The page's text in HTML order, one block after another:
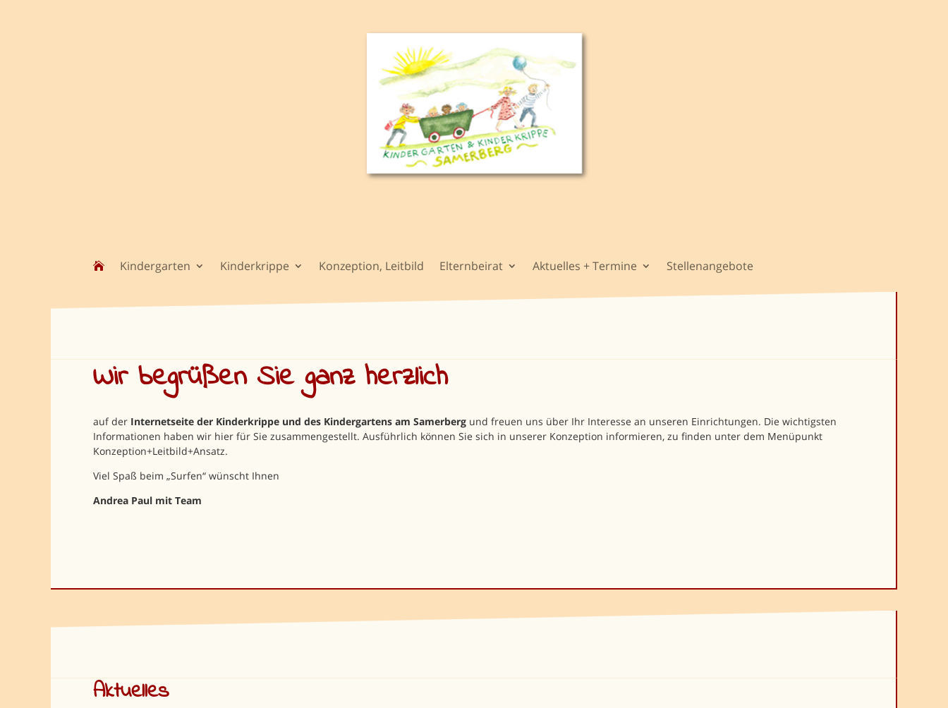
 Kindergarten Kinderkrippe Konzeption, Leitbild Elternbeirat Aktuelles + Termine Stellenangebote
Wir begrüßen Sie ganz herzlich​
auf der Internetseite der Kinderkrippe und des Kindergartens am Samerbergund freuen uns über Ihr Interesse an unseren Einrichtungen. Die wichtigsten
Informationen haben wir hier für Sie zusammengestellt. Ausführlich können Sie sich in unserer Konzeption informieren, zu finden unter dem Menüpunkt
Konzeption+Leitbild+Ansatz.
Viel Spaß beim „Surfen“ wünscht Ihnen
Andrea Paul mit Team
Aktuelles